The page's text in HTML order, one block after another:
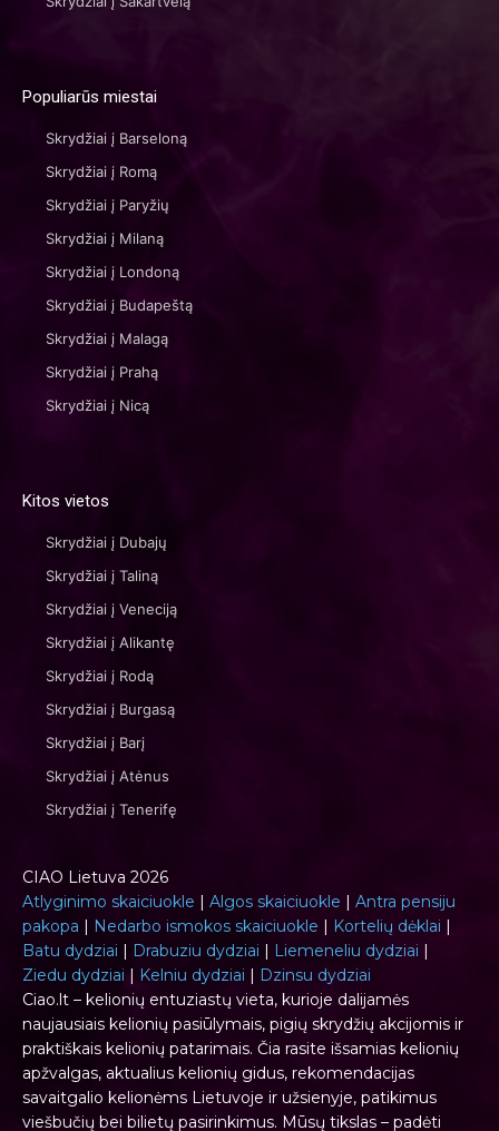
Populiarūs miestai
Skrydžiai į Barseloną
Skrydžiai į Romą
Skrydžiai į Paryžių
Skrydžiai į Milaną
Skrydžiai į Londoną
Skrydžiai į Budapeštą
Skrydžiai į Malagą
Skrydžiai į Prahą
Skrydžiai į Nicą
Kitos vietos
Skrydžiai į Dubajų
Skrydžiai į Taliną
Skrydžiai į Veneciją
Skrydžiai į Alikantę
Skrydžiai į Rodą
Skrydžiai į Burgasą
Skrydžiai į Barį
Skrydžiai į Atėnus
Skrydžiai į Tenerifę
CIAO Lietuva 2026
Atlyginimo skaiciuokle | Algos skaiciuokle | Antra pensiju
pakopa | Nedarbo ismokos skaiciuokle | Kortelių dėklai |
Batu dydziai | Drabuziu dydziai | Liemeneliu dydziai |
Ziedu dydziai | Kelniu dydziai | Dzinsu dydziai
Ciao.lt – kelionių entuziastų vieta, kurioje dalijamės
naujausiais kelionių pasiūlymais, pigių skrydžių akcijomis ir
praktiškais kelionių patarimais. Čia rasite išsamias kelionių
apžvalgas, aktualius kelionių gidus, rekomendacijas
savaitgalio kelionėms Lietuvoje ir užsienyje, patikimus
viešbučių bei bilietų pasirinkimus. Mūsų tikslas – padėti